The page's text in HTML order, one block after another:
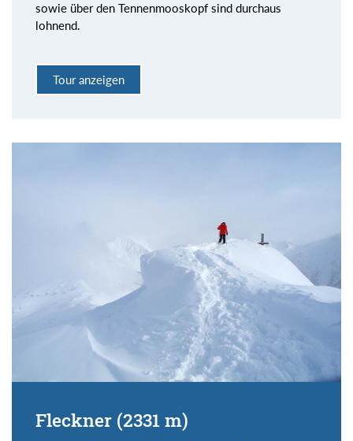
sowie über den Tennenmooskopf sind durchaus
lohnend.
Tour anzeigen
Fleckner (2331 m)